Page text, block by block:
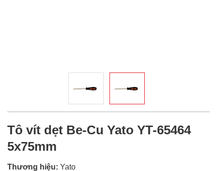
Tô vít dẹt Be-Cu Yato YT-65464
5x75mm
Thương hiệu: Yato